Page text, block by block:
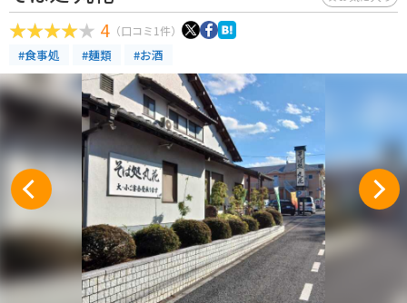
4 （口コミ1件）
#食事処 #麺類 #お酒